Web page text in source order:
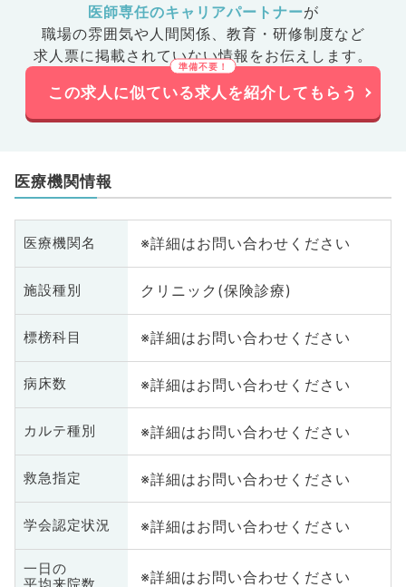
医師専任のキャリアパートナーが
職場の雰囲気や人間関係、 教育・研修制度など
求人票に掲載されていない情報をお伝えします。
この求人に似ている求人を紹介してもらう
医療機関情報
医療機関名 ※詳細はお問い合わせください
施設種別 クリニック(保険診療)
標榜科目 ※詳細はお問い合わせください
病床数 ※詳細はお問い合わせください
カルテ種別 ※詳細はお問い合わせください
救急指定 ※詳細はお問い合わせください
学会認定状況 ※詳細はお問い合わせください
一日の
※詳細はお問い合わせください